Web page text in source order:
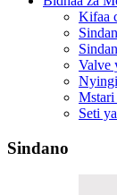
Kifaa
Valve
Nyingi
Seti
Sindano